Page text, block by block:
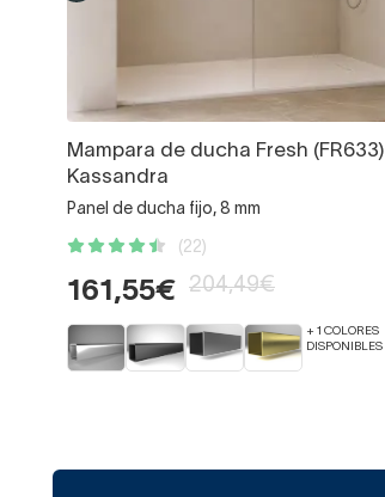
Mampara de ducha Fresh (FR633)
Kassandra
Panel de ducha fijo, 8 mm
(22)
161,55€ 204,49€
+ 1 COLORES
DISPONIBLES